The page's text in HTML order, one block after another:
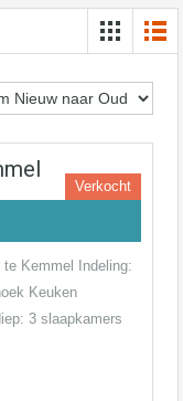
Verkocht
Kemmel Indeling:
Keuken
3 slaapkamers